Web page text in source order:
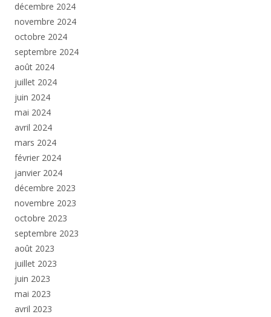
décembre 2024
novembre 2024
octobre 2024
septembre 2024
août 2024
juillet 2024
juin 2024
mai 2024
avril 2024
mars 2024
février 2024
janvier 2024
décembre 2023
novembre 2023
octobre 2023
septembre 2023
août 2023
juillet 2023
juin 2023
mai 2023
avril 2023